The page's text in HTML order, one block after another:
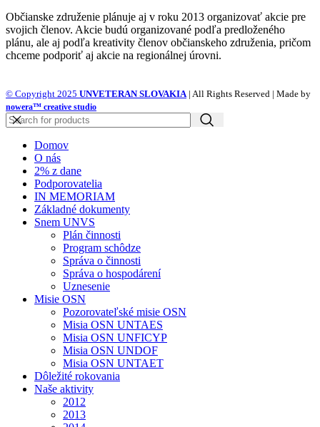
Občianske združenie plánuje aj v roku 2013 organizovať akcie pre
svojich členov. Akcie budú organizované podľa predloženého
plánu, ale aj podľa kreativity členov občianskeho združenia, pričom
chceme podporiť aj akcie na regionálnej úrovni.
© Copyright 2025 UNVETERAN SLOVAKIA| All Rights Reserved | Made by
nowera™ creative studio
Domov
O nás
2% z dane
Podporovatelia
IN MEMORIAM
Základné dokumenty
Snem UNVS
Plán činnosti
Program schôdze
Správa o činnosti
Správa o hospodárení
Uznesenie
Misie OSN
Pozorovateľské misie OSN
Misia OSN UNTAES
Misia OSN UNFICYP
Misia OSN UNDOF
Misia OSN UNTAET
Dôležité rokovania
Naše aktivity
2012
2013